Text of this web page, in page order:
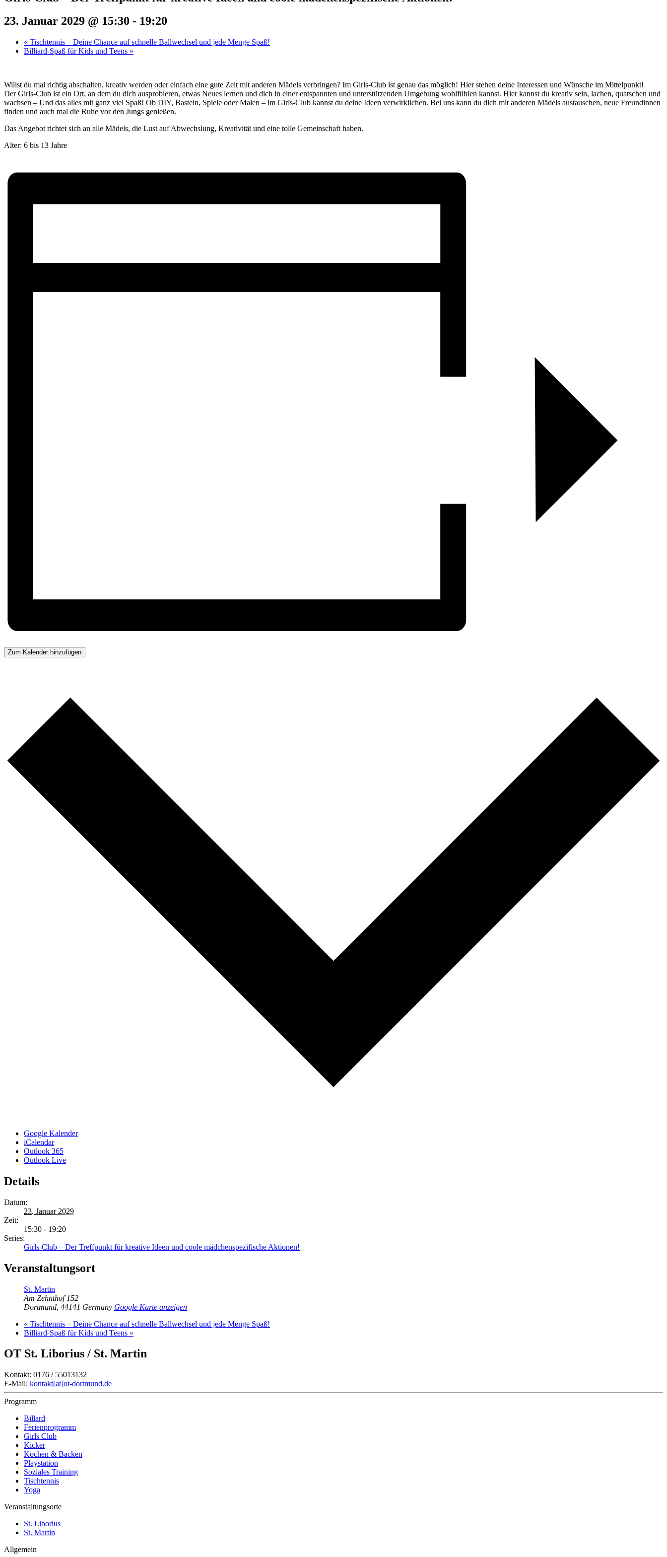
23. Januar 2029 @ 15:30 - 19:20
« Tischtennis – Deine Chance auf schnelle Ballwechsel und jede Menge Spaß!
Billiard-Spaß für Kids und Teens »
Willst du mal richtig abschalten, kreativ werden oder einfach eine gute Zeit mit anderen Mädels verbringen? Im Girls-Club ist genau das möglich! Hier stehen deine Interessen und Wünsche im Mittelpunkt!
Der Girls-Club ist ein Ort, an dem du dich ausprobieren, etwas Neues lernen und dich in einer entspannten und unterstützenden Umgebung wohlfühlen kannst. Hier kannst du kreativ sein, lachen, quatschen und
wachsen – Und das alles mit ganz viel Spaß! Ob DIY, Basteln, Spiele oder Malen – im Girls-Club kannst du deine Ideen verwirklichen. Bei uns kann du dich mit anderen Mädels austauschen, neue Freundinnen
finden und auch mal die Ruhe vor den Jungs genießen.
Das Angebot richtet sich an alle Mädels, die Lust auf Abwechslung, Kreativität und eine tolle Gemeinschaft haben.
Alter: 6 bis 13 Jahre
Zum Kalender hinzufügen
Google Kalender
iCalendar
Outlook 365
Outlook Live
Details
Datum:
23. Januar 2029
Zeit:
15:30 - 19:20
Series:
Girls-Club – Der Treffpunkt für kreative Ideen und coole mädchenspezifische Aktionen!
Veranstaltungsort
St. Martin
Am Zehnthof 152
Dortmund 44141 Germany Google Karte anzeigen
« Tischtennis – Deine Chance auf schnelle Ballwechsel und jede Menge Spaß!
Billiard-Spaß für Kids und Teens »
OT St. Liborius / St. Martin
Kontakt: 0176 / 55013132
E-Mail: kontakt[at]ot-dortmund.de
Programm
Billard
Ferienprogramm
Girls Club
Kicker
Kochen & Backen
Playstation
Soziales Training
Tischtennis
Yoga
Veranstaltungsorte
St. Liborius
St. Martin
Allgemein